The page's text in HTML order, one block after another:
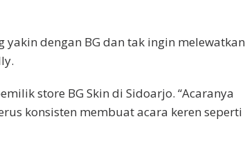
dengan BG dan tak ingin melewatkan
store BG Skin di Sidoarjo. “Acaranya
konsisten membuat acara keren seperti